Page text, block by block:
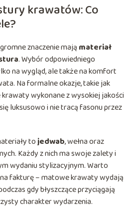
krawatów: Co
znaczenie mają materiał
. Wybór odpowiedniego
na wygląd, ale także na komfort
Na formalne okazje, takie jak
wykonane z wysokiej jakości
luksusowo i nie tracą fasonu przez
tojedwab, wełna oraz
Każdy z nich ma swoje zalety i
wydaniu stylizacyjnym. Warto
fakturę – matowe krawaty wydają
gdy błyszczące przyciągają
charakter wydarzenia.